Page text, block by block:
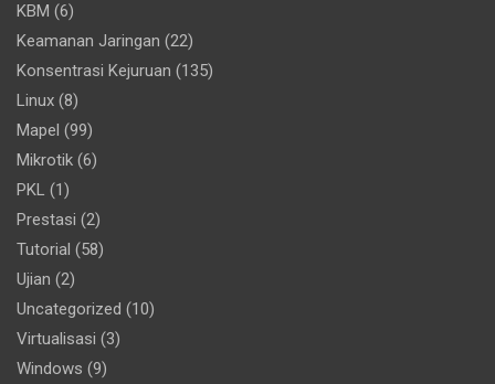
KBM (6)
Keamanan Jaringan (22)
Konsentrasi Kejuruan (135)
Linux (8)
Mapel (99)
Mikrotik (6)
PKL (1)
Prestasi (2)
Tutorial (58)
Ujian (2)
Uncategorized (10)
Virtualisasi (3)
Windows (9)